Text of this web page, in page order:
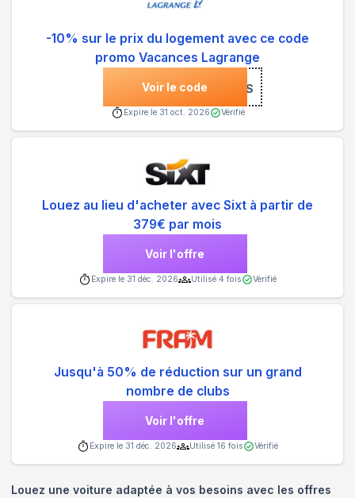
-10% sur le prix du logement avec ce code
promo Vacances Lagrange
Voir le code ***US
Expire le 31 oct. 2026 Vérifié
Louez au lieu d'acheter avec Sixt à partir de
379€ par mois
Voir l'offre
Expire le 31 déc. 2026 Utilisé 4 fois Vérifié
Jusqu'à 50% de réduction sur un grand
nombre de clubs
Voir l'offre
Expire le 31 déc. 2026 Utilisé 16 fois Vérifié
Louez une voiture adaptée à vos besoins avec les offres